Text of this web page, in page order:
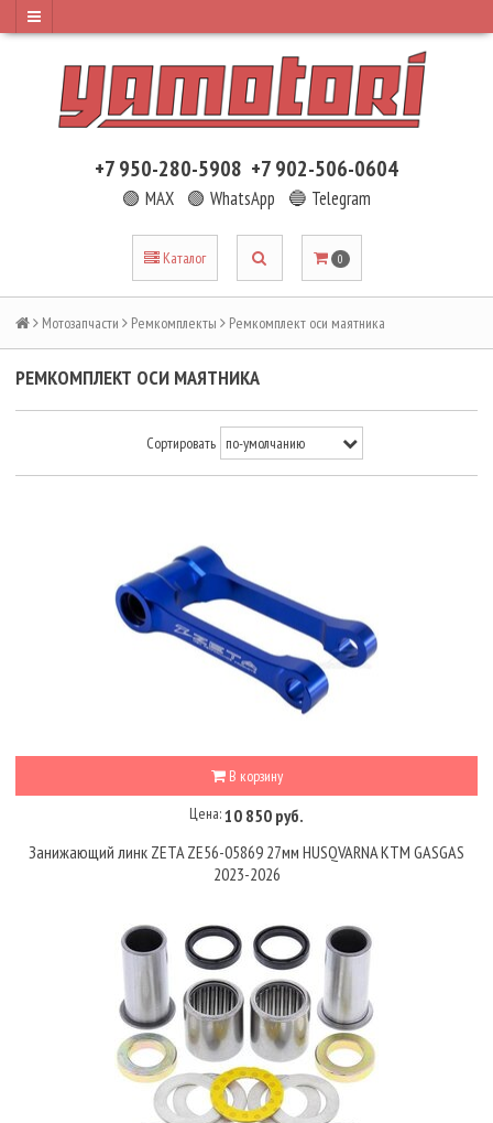
+7 950-280-5908 +7 902-506-0604
🟢 MAX 🟢 WhatsApp 🔵 Telegram
Каталог 0
Мотозапчасти Ремкомплекты Ремкомплект оси маятника
РЕМКОМПЛЕКТ ОСИ МАЯТНИКА
Сортировать
В корзину
Цена:10 850 руб.
Занижающий линк ZETA ZE56-05869 27мм HUSQVARNA KTM GASGAS
2023-2026